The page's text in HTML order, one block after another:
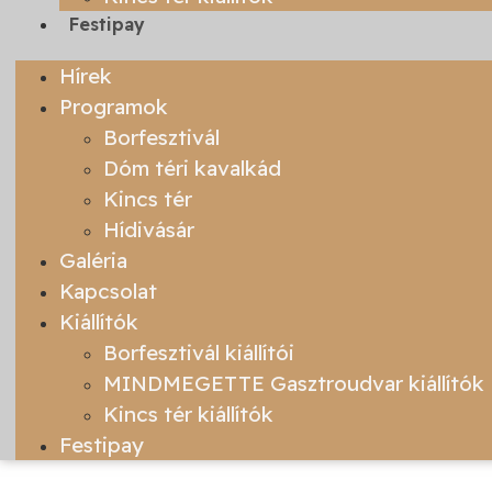
Festipay
Hírek
Programok
Borfesztivál
Dóm téri kavalkád
Kincs tér
Hídivásár
Galéria
Kapcsolat
Kiállítók
Borfesztivál kiállítói
MINDMEGETTE Gasztroudvar kiállítók
Kincs tér kiállítók
Festipay